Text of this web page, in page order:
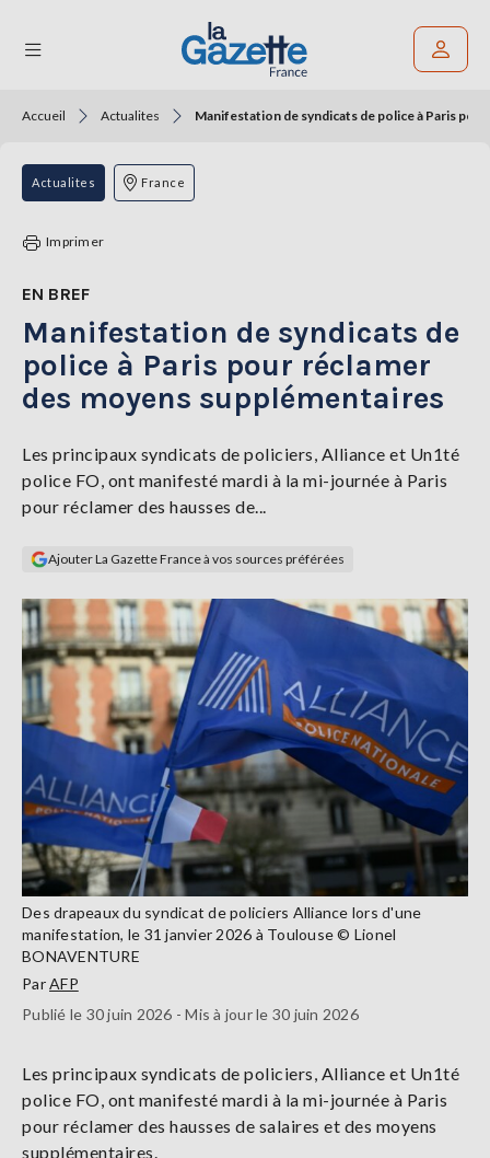
THÉMATIQUES
RÉGIONS
TENDANCES
SERVICES
LA
Se
Accueil Actualites Manifestation de syndicats de police à Paris
Actualites France
Imprimer
EN BREF
Manifestation de syndicats de
police à Paris pour réclamer
des moyens supplémentaires
Les principaux syndicats de policiers, Alliance et Un1té
police FO, ont manifesté mardi à la mi-journée à Paris
pour réclamer des hausses de...
Ajouter La Gazette France à vos sources préférées
Des drapeaux du syndicat de policiers Alliance lors d'une
manifestation, le 31 janvier 2026 à Toulouse © Lionel
BONAVENTURE
ParAFP
Publié le 30 juin 2026 - Mis à jour le 30 juin 2026
Les principaux syndicats de policiers, Alliance et Un1té
police FO, ont manifesté mardi à la mi-journée à Paris
pour réclamer des hausses de salaires et des moyens
supplémentaires.